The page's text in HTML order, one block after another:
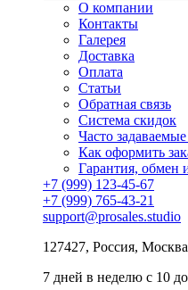
О компании
Контакты
Галерея
Доставка
Оплата
Статьи
Обратная связь
Система скидок
Часто
Как оформить
Гарантия, обмен
+7 (999) 123-45-67
+7 (999) 765-43-21
support@prosales.studio
127427, Россия, Москва
7 дней в неделю с 10